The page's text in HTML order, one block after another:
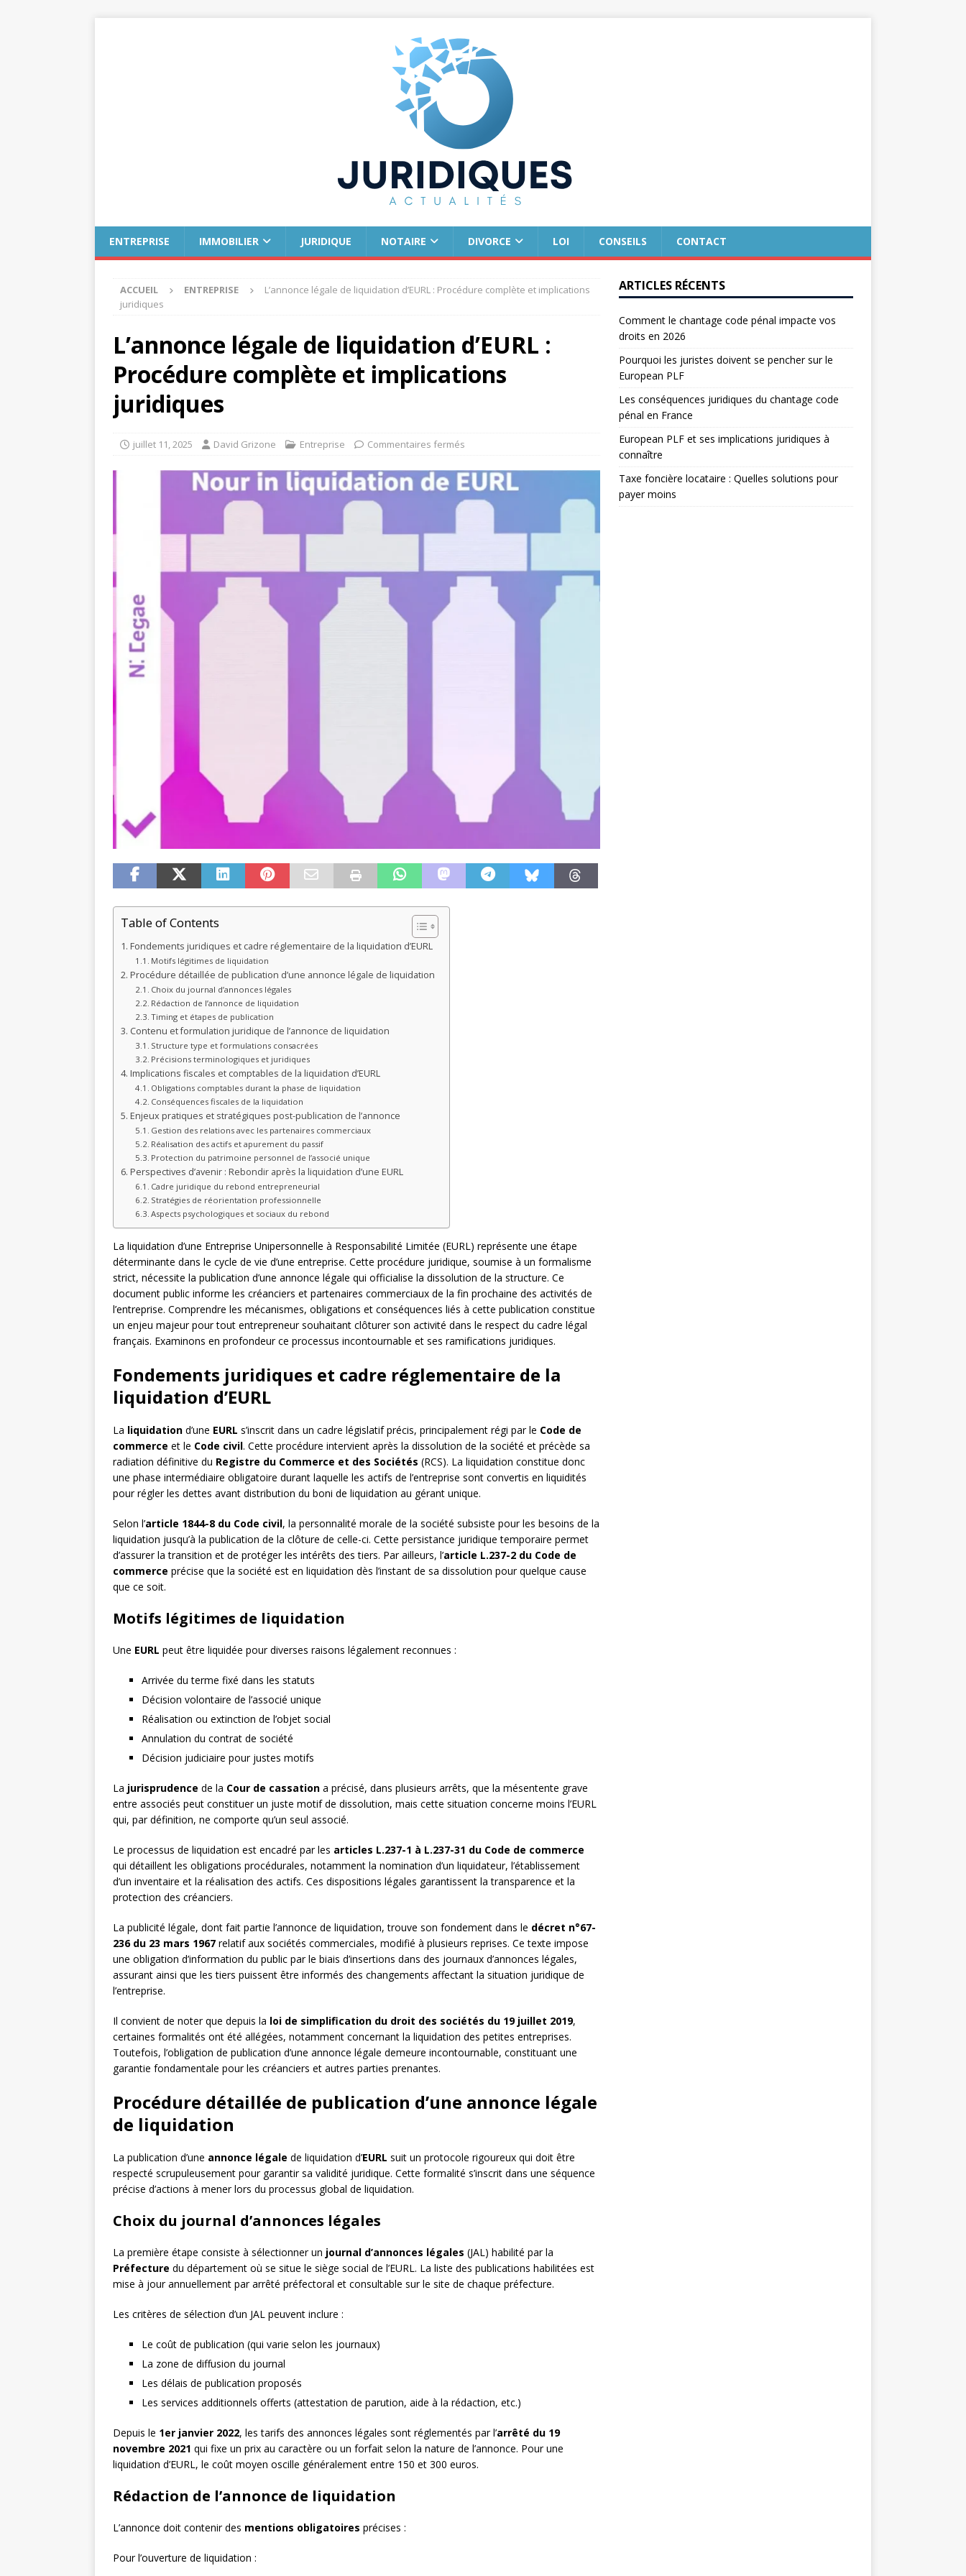
ENTREPRISE IMMOBILIER JURIDIQUE NOTAIRE DIVORCE LOI CONSEILS CONTACT
ACCUEIL ENTREPRISE
L’annonce légale de liquidation d’EURL : Procédure complète et implications
juridiques
L’annonce légale de liquidation d’EURL :
Procédure complète et implications
juridiques
juillet 11, 2025 David Grizone Entreprise Commentaires fermés
Table of Contents
Fondements juridiques et cadre réglementaire de la liquidation d’EURL
Motifs légitimes de liquidation
Procédure détaillée de publication d’une annonce légale de liquidation
Choix du journal d’annonces légales
Rédaction de l’annonce de liquidation
Timing et étapes de publication
Contenu et formulation juridique de l’annonce de liquidation
Structure type et formulations consacrées
Précisions terminologiques et juridiques
Implications fiscales et comptables de la liquidation d’EURL
Obligations comptables durant la phase de liquidation
Conséquences fiscales de la liquidation
Enjeux pratiques et stratégiques post-publication de l’annonce
Gestion des relations avec les partenaires commerciaux
Réalisation des actifs et apurement du passif
Protection du patrimoine personnel de l’associé unique
Perspectives d’avenir : Rebondir après la liquidation d’une EURL
Cadre juridique du rebond entrepreneurial
Stratégies de réorientation professionnelle
Aspects psychologiques et sociaux du rebond
La liquidation d’une Entreprise Unipersonnelle à Responsabilité Limitée (EURL) représente une étape
déterminante dans le cycle de vie d’une entreprise. Cette procédure juridique, soumise à un formalisme
strict, nécessite la publication d’une annonce légale qui officialise la dissolution de la structure. Ce
document public informe les créanciers et partenaires commerciaux de la fin prochaine des activités de
l’entreprise. Comprendre les mécanismes, obligations et conséquences liés à cette publication constitue
un enjeu majeur pour tout entrepreneur souhaitant clôturer son activité dans le respect du cadre légal
français. Examinons en profondeur ce processus incontournable et ses ramifications juridiques.
Fondements juridiques et cadre réglementaire de la
liquidation d’EURL
La liquidation d’une EURL s’inscrit dans un cadre législatif précis, principalement régi par le Code de
commerce et le Code civil. Cette procédure intervient après la dissolution de la société et précède sa
radiation définitive du Registre du Commerce et des Sociétés (RCS). La liquidation constitue donc
une phase intermédiaire obligatoire durant laquelle les actifs de l’entreprise sont convertis en liquidités
pour régler les dettes avant distribution du boni de liquidation au gérant unique.
Selon l’article 1844-8 du Code civil, la personnalité morale de la société subsiste pour les besoins de la
liquidation jusqu’à la publication de la clôture de celle-ci. Cette persistance juridique temporaire permet
d’assurer la transition et de protéger les intérêts des tiers. Par ailleurs, l’article L.237-2 du Code de
commerce précise que la société est en liquidation dès l’instant de sa dissolution pour quelque cause
que ce soit.
Motifs légitimes de liquidation
Une EURL peut être liquidée pour diverses raisons légalement reconnues :
Arrivée du terme fixé dans les statuts
Décision volontaire de l’associé unique
Réalisation ou extinction de l’objet social
Annulation du contrat de société
Décision judiciaire pour justes motifs
La jurisprudence de la Cour de cassation a précisé, dans plusieurs arrêts, que la mésentente grave
entre associés peut constituer un juste motif de dissolution, mais cette situation concerne moins l’EURL
qui, par définition, ne comporte qu’un seul associé.
Le processus de liquidation est encadré par les articles L.237-1 à L.237-31 du Code de commerce
qui détaillent les obligations procédurales, notamment la nomination d’un liquidateur, l’établissement
d’un inventaire et la réalisation des actifs. Ces dispositions légales garantissent la transparence et la
protection des créanciers.
La publicité légale, dont fait partie l’annonce de liquidation, trouve son fondement dans le décret n°67-
236 du 23 mars 1967 relatif aux sociétés commerciales, modifié à plusieurs reprises. Ce texte impose
une obligation d’information du public par le biais d’insertions dans des journaux d’annonces légales,
assurant ainsi que les tiers puissent être informés des changements affectant la situation juridique de
l’entreprise.
Il convient de noter que depuis la loi de simplification du droit des sociétés du 19 juillet 2019,
certaines formalités ont été allégées, notamment concernant la liquidation des petites entreprises.
Toutefois, l’obligation de publication d’une annonce légale demeure incontournable, constituant une
garantie fondamentale pour les créanciers et autres parties prenantes.
Procédure détaillée de publication d’une annonce légale
de liquidation
La publication d’une annonce légale de liquidation d’EURL suit un protocole rigoureux qui doit être
respecté scrupuleusement pour garantir sa validité juridique. Cette formalité s’inscrit dans une séquence
précise d’actions à mener lors du processus global de liquidation.
Choix du journal d’annonces légales
La première étape consiste à sélectionner un journal d’annonces légales (JAL) habilité par la
Préfecture du département où se situe le siège social de l’EURL. La liste des publications habilitées est
mise à jour annuellement par arrêté préfectoral et consultable sur le site de chaque préfecture.
Les critères de sélection d’un JAL peuvent inclure :
Le coût de publication (qui varie selon les journaux)
La zone de diffusion du journal
Les délais de publication proposés
Les services additionnels offerts (attestation de parution, aide à la rédaction, etc.)
Depuis le 1er janvier 2022, les tarifs des annonces légales sont réglementés par l’arrêté du 19
novembre 2021 qui fixe un prix au caractère ou un forfait selon la nature de l’annonce. Pour une
liquidation d’EURL, le coût moyen oscille généralement entre 150 et 300 euros.
Rédaction de l’annonce de liquidation
L’annonce doit contenir des mentions obligatoires précises :
Pour l’ouverture de liquidation :
ARTICLES RÉCENTS
Comment le chantage code pénal impacte vos
droits en 2026
Pourquoi les juristes doivent se pencher sur le
European PLF
Les conséquences juridiques du chantage code
pénal en France
European PLF et ses implications juridiques à
connaître
Taxe foncière locataire : Quelles solutions pour
payer moins